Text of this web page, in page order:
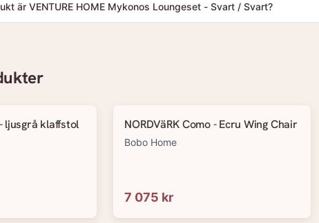
är VENTURE HOME Mykonos Loungeset - Svart / Svart?
ljusgrå klaffstol NORDVäRK Como - Ecru Wing Chair
Bobo Home
7 075 kr